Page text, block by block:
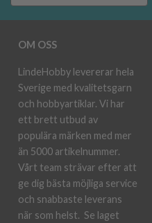
OM OSS
LindeHobby levererar hela
Sverige med kvalitetsgarn
och hobbyartiklar. Vi har
ett brett utbud av
populära märken med mer
än 5000 artikelnummer.
Vårt team strävar efter att
ge dig bästa möjliga service
och snabbaste leverans
när som helst. Se laget